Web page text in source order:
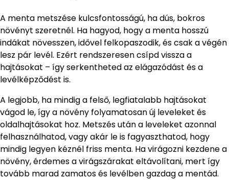
A menta metszése kulcsfontosságú, ha dús, bokros
növényt szeretnél. Ha hagyod, hogy a menta hosszú
indákat növesszen, idővel felkopaszodik, és csak a végén
lesz pár levél. Ezért rendszeresen csípd vissza a
hajtásokat – így serkentheted az elágazódást és a
levélképződést is.
A legjobb, ha mindig a felső, legfiatalabb hajtásokat
vágod le, így a növény folyamatosan új leveleket és
oldalhajtásokat hoz. Metszés után a leveleket azonnal
felhasználhatod, vagy akár le is fagyaszthatod, hogy
mindig legyen kéznél friss menta. Ha virágozni kezdene a
növény, érdemes a virágszárakat eltávolítani, mert így
tovább marad zamatos és levélben gazdag a mentád.